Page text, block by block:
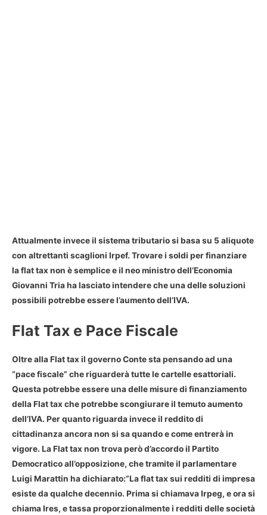
Attualmente invece il sistema tributario si basa su 5 aliquote
con altrettanti scaglioni Irpef. Trovare i soldi per finanziare
la flat tax non è semplice e il neo ministro dell’Economia
Giovanni Tria ha lasciato intendere che una delle soluzioni
possibili potrebbe essere l’aumento dell’IVA.
Flat Tax e Pace Fiscale
Oltre allaFlat taxil governo Conte sta pensando ad una
“pace fiscale” che riguarderà tutte le cartelle esattoriali.
Questa potrebbe essere una delle misure di finanziamento
della Flat tax che potrebbe scongiurare il temuto aumento
dell’IVA. Per quanto riguarda invece il reddito di
cittadinanza ancora non si sa quando e come entrerà in
vigore. La Flat tax non trova però d’accordo il Partito
Democratico all’opposizione, che tramite il parlamentare
Luigi Marattin ha dichiarato:”Laflat tax sui redditi di impresa
esiste da qualche decennio. Prima si chiamava Irpeg, e ora si
chiama Ires, e tassa proporzionalmente i redditi delle società